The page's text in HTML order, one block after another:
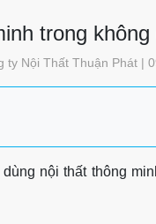
trong
ty Nội Thất Thuận Phát |
nội thất thông